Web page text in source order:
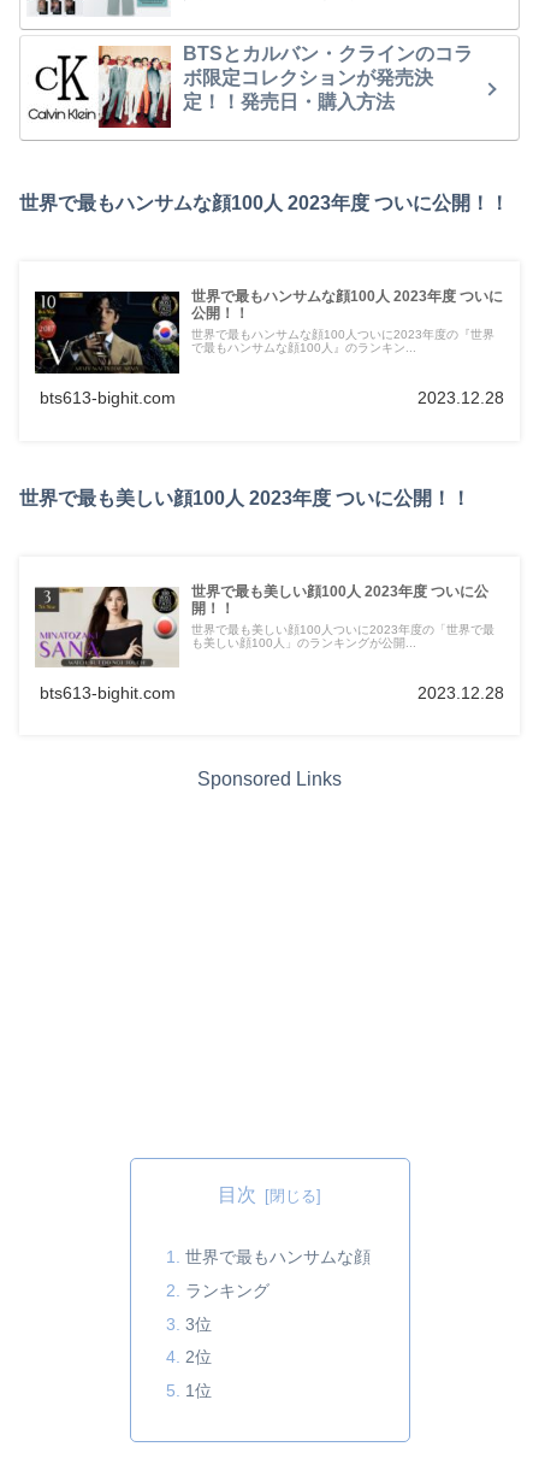
BTSとカルバン・クラインのコラ
ボ限定コレクションが発売決
定！！発売日・購入方法
世界で最もハンサムな顔100人 2023年度 ついに公開！！
世界で最もハンサムな顔100人 2023年度 ついに
公開！！
世界で最もハンサムな顔100人ついに2023年度の『世界
で最もハンサムな顔100人』のランキン...
bts613-bighit.com 2023.12.28
世界で最も美しい顔100人 2023年度 ついに公開！！
世界で最も美しい顔100人 2023年度 ついに公
開！！
世界で最も美しい顔100人ついに2023年度の「世界で最
も美しい顔100人」のランキングが公開...
bts613-bighit.com 2023.12.28
Sponsored Links
目次
世界で最もハンサムな顔
ランキング
3位
2位
1位